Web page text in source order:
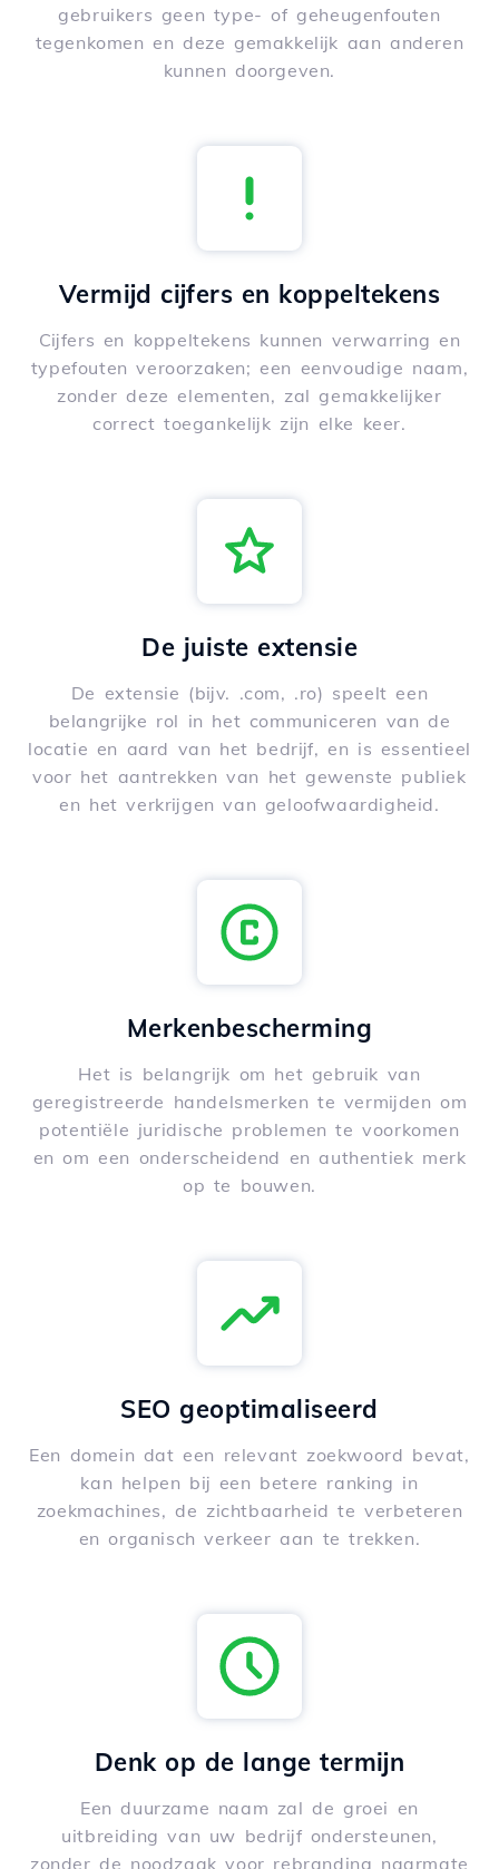
gebruikers geen type- of geheugenfouten
tegenkomen en deze gemakkelijk aan anderen
kunnen doorgeven.
Vermijd cijfers en koppeltekens
Cijfers en koppeltekens kunnen verwarring en
typefouten veroorzaken; een eenvoudige naam,
zonder deze elementen, zal gemakkelijker
correct toegankelijk zijn elke keer.
De juiste extensie
De extensie (bijv. .com, .ro) speelt een
belangrijke rol in het communiceren van de
locatie en aard van het bedrijf, en is essentieel
voor het aantrekken van het gewenste publiek
en het verkrijgen van geloofwaardigheid.
Merkenbescherming
Het is belangrijk om het gebruik van
geregistreerde handelsmerken te vermijden om
potentiële juridische problemen te voorkomen
en om een onderscheidend en authentiek merk
op te bouwen.
SEO geoptimaliseerd
Een domein dat een relevant zoekwoord bevat,
kan helpen bij een betere ranking in
zoekmachines, de zichtbaarheid te verbeteren
en organisch verkeer aan te trekken.
Denk op de lange termijn
Een duurzame naam zal de groei en
uitbreiding van uw bedrijf ondersteunen,
zonder de noodzaak voor rebranding naarmate